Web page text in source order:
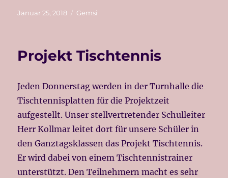
Veröffentlicht
Januar 25, 2018 Kategorien
Gemsi
Projekt Tischtennis
Jeden Donnerstag werden in der Turnhalle die
Tischtennisplatten für die Projektzeit
aufgestellt. Unser stellvertretender Schulleiter
Herr Kollmar leitet dort für unsere Schüler in
den Ganztagsklassen das Projekt Tischtennis.
Er wird dabei von einem Tischtennistrainer
unterstützt. Den Teilnehmern macht es sehr